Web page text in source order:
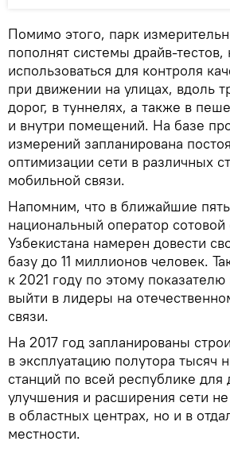
Помимо этого, парк
пополнят системы драйв-тестов,
использоваться для контроля
при движении на улицах, вдоль
дорог, в туннелях, а также в
и внутри помещений. На базе
измерений запланирована
оптимизации сети в различных
мобильной связи.
Напомним, что в ближайшие
национальный оператор сотовой
Узбекистана намерен довести
базу до 11 миллионов человек.
к 2021 году по этому
выйти в лидеры на
связи.
На 2017 год запланированы
в эксплуатацию полутора тысяч
станций по всей республике для
улучшения и расширения сети не
в областных центрах, но и в
местности.